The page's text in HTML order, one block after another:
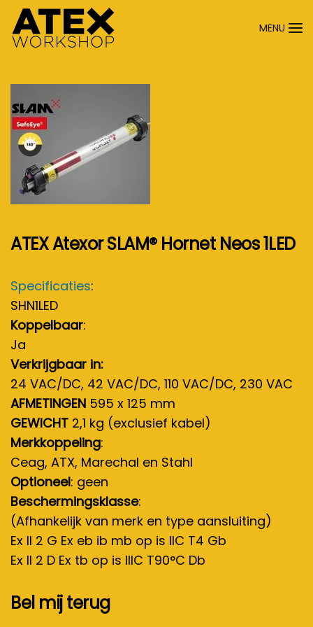
Terug naar hoofdinhoud
MENU
ATEX Atexor SLAM® Hornet Neos 1LED
Specificaties:
SHN1LED
Koppelbaar:
Ja
Verkrijgbaar in:
24 VAC/DC, 42 VAC/DC, 110 VAC/DC, 230 VAC
AFMETINGEN 595 x 125 mm
GEWICHT 2,1 kg (exclusief kabel)
Merkkoppeling:
Ceag, ATX, Marechal en Stahl
Optioneel: geen
Beschermingsklasse:
(Afhankelijk van merk en type aansluiting)
Ex II 2 G Ex eb ib mb op is IIC T4 Gb
Ex II 2 D Ex tb op is IIIC T90°C Db
Bel mij terug